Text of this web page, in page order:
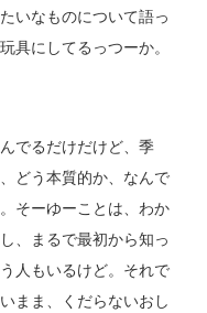
いなものについて語っ
具にしてるっつーか。
でるだけだけど、季
どう本質的か、なんで
そーゆーことは、わか
、まるで最初から知っ
人もいるけど。それで
まま、くだらないおし